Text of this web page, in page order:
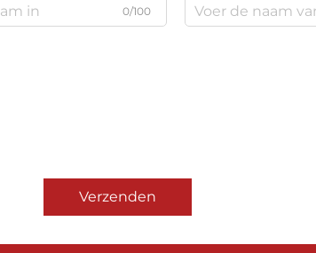
0/100
Verzenden